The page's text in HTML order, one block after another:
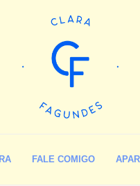
FALE COMIGO